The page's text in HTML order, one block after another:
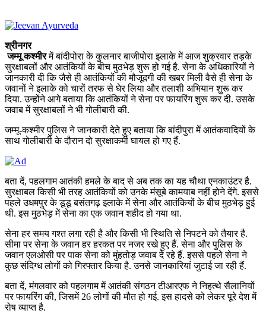
श्रीनगर
जम्मू कश्मीरमें बांदीपोरा के कुलनार बाजीपोरा इलाके में आज शुक्रवार तड़के
सुरक्षाबलों और आतंकियों के बीच मुठभेड़ शुरू हो गई है. सेना के अधिकारियों ने
जानकारी दी कि जैसे ही आतंकियों की मौजूदगी की खबर मिली वैसे ही सेना के
जवानों ने इलाके को चारों तरफ से घेर लिया और तलाशी अभियान शुरू कर
दिया. उन्होंने आगे बताया कि आतंकियों ने सेना पर फायरिंग शुरू कर दी. उसके
जवाब में सुरक्षाबलों ने भी गोलीबारी की.
जम्मू-कश्मीर पुलिस ने जानकारी देते हुए बताया कि बांदीपुरा में आतंकवादियों के
साथ गोलीबारी के दौरान दो सुरक्षाकर्मी घायल हो गए हैं.
बता दें, पहलगाम आतंकी हमले के बाद से अब तक का यह चौथा एनकाउंटर है.
सुरक्षाबल किसी भी तरह आतंकियों को उनके मंसूबे कामयाब नहीं होने देंगे. इससे
पहले उधमपुर के डूडू बसंतगढ़ इलाके में सेना और आतंकियों के बीच मुठभेड़ हुई
थी. इस मुठभेड़ में सेना का एक जवान शहीद हो गया था.
सेना हर समय गश्त लगा रही है और किसी भी स्थिति से निपटने को तैयार है.
सीमा पर सेना के जवान हर हरकत पर नजर रखे हुए हैं. सेना और पुलिस के
जवान एलओसी पर पाक सेना को मुंहतोड़ जवाब दे रहे हैं. इससे पहले सेना ने
कुछ संदिग्ध लोगों को गिरफ्तार किया है. उनसे जानकारियां जुटाई जा रही हैं.
बता दें, मंगलवार को पहलगाम में आतंकी संगठन टीआरएफ ने निहत्थे सैलानियों
पर फायरिंग की, जिसमें 26 लोगों की मौत हो गई. इस हादसे को लेकर पूरे देश में
रोष व्याप्त है.